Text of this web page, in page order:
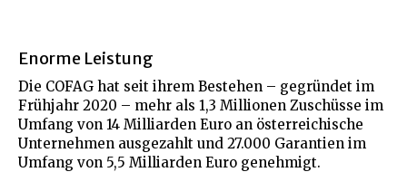
Enorme Leistung
Die COFAG hat seit ihrem Bestehen – gegründet im
Frühjahr 2020 – mehr als 1,3 Millionen Zuschüsse im
Umfang von 14 Milliarden Euro an österreichische
Unternehmen ausgezahlt und 27.000 Garantien im
Umfang von 5,5 Milliarden Euro genehmigt.